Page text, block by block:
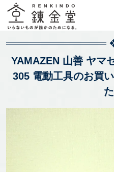
YAMAZEN 山善 ヤマ
305 電動工具のお買
た